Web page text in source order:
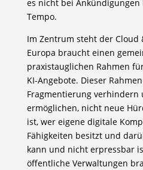
es nicht bei
Tempo.
Im Zentrum steht der Cloud
Europa braucht einen
praxistauglichen Rahmen
KI-Angebote. Dieser
Fragmentierung verhindern
ermöglichen, nicht neue
ist, wer eigene digitale
Fähigkeiten besitzt und
kann und nicht erpressbar
öffentliche Verwaltungen